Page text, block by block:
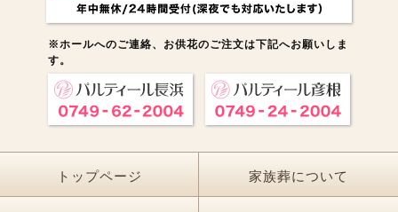
※ホールへのご連絡、お供花のご注文は下記へお願いしま
す。
トップページ 家族葬について